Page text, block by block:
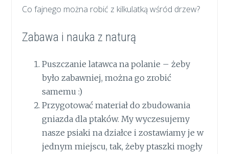
Co fajnego można robić z kilkulatką wśród drzew?
Zabawa i nauka z naturą
Puszczanie latawca na polanie – żeby
było zabawniej, można go zrobić
samemu :)
Przygotować materiał do zbudowania
gniazda dla ptaków. My wyczesujemy
nasze psiaki na działce i zostawiamy je w
jednym miejscu, tak, żeby ptaszki mogły